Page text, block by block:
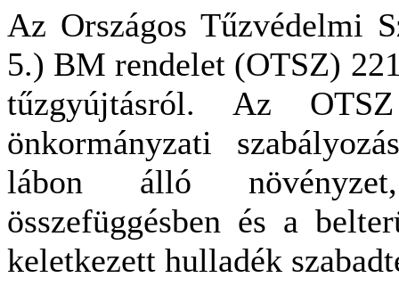
Az Országos Tűzvédelmi
5.) BM rendelet (OTSZ)
tűzgyújtásról. Az
önkormányzati
lábon álló növényzet,
összefüggésben és a
keletkezett hulladék